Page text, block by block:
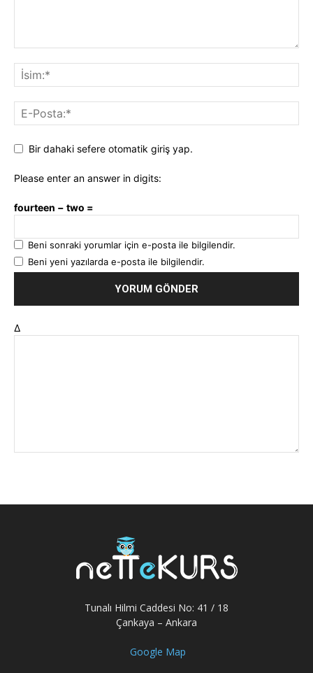
Bir dahaki sefere otomatik giriş yap.
Please enter an answer in digits:
fourteen − two =
Beni sonraki yorumlar için e-posta ile bilgilendir.
Beni yeni yazılarda e-posta ile bilgilendir.
Δ
Tunalı Hilmi Caddesi No: 41 / 18
Çankaya – Ankara
Google Map